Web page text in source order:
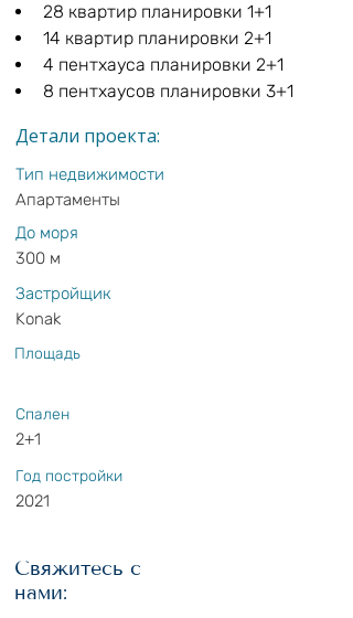
28 квартир планировки 1+1
14 квартир планировки 2+1
4 пентхауса планировки 2+1
8 пентхаусов планировки 3+1
Детали проекта:
Тип недвижимости
Апартаменты
До моря
300 м
Застройщик
Konak
Площадь
Спален
2+1
Год постройки
2021
Свяжитесь с
нами: